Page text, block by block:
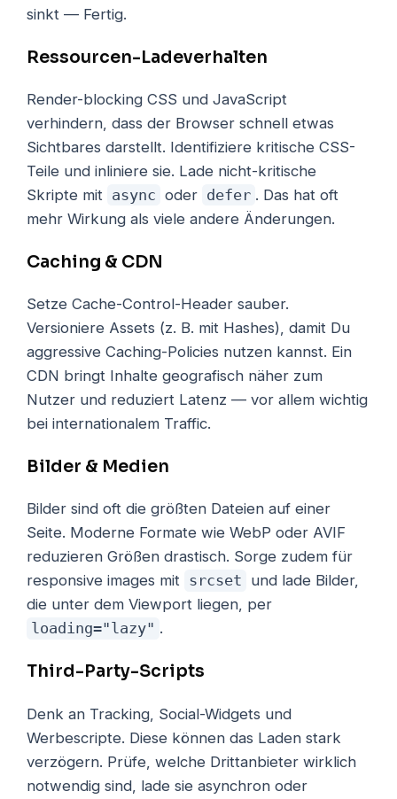
sinkt — Fertig.
Ressourcen-Ladeverhalten
Render-blocking CSS und JavaScript
verhindern, dass der Browser schnell etwas
Sichtbares darstellt. Identifiziere kritische CSS-
Teile und inliniere sie. Lade nicht-kritische
Skripte mit async oder defer . Das hat oft
mehr Wirkung als viele andere Änderungen.
Caching & CDN
Setze Cache-Control-Header sauber.
Versioniere Assets (z. B. mit Hashes), damit Du
aggressive Caching-Policies nutzen kannst. Ein
CDN bringt Inhalte geografisch näher zum
Nutzer und reduziert Latenz — vor allem wichtig
bei internationalem Traffic.
Bilder & Medien
Bilder sind oft die größten Dateien auf einer
Seite. Moderne Formate wie WebP oder AVIF
reduzieren Größen drastisch. Sorge zudem für
responsive images mit srcset und lade Bilder,
die unter dem Viewport liegen, per
loading="lazy" .
Third-Party-Scripts
Denk an Tracking, Social-Widgets und
Werbescripte. Diese können das Laden stark
verzögern. Prüfe, welche Drittanbieter wirklich
notwendig sind, lade sie asynchron oder